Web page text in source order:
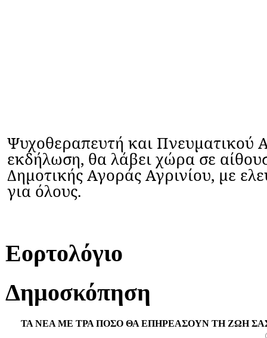
Ψυχοθεραπευτή και Πνευματικού
εκδήλωση, θα λάβει χώρα σε
Δημοτικής Αγοράς Αγρινίου, με
για όλους.
Εορτολόγιο
Δημοσκόπηση
ΤΑ ΝΕΑ ΜΕ ΤΡΑ ΠΟΣΟ ΘΑ ΕΠΗΡΕΑΣΟΥΝ ΤΗ ΖΩΗ